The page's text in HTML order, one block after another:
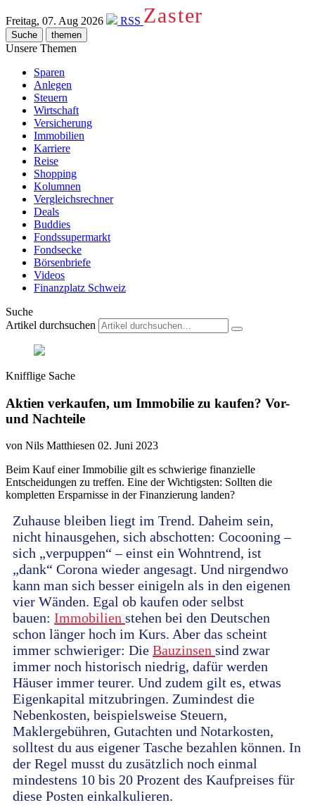
Freitag, 07. Aug 2026 RSS Zaster
Suche themen
Unsere Themen
Sparen
Anlegen
Steuern
Wirtschaft
Versicherung
Immobilien
Karriere
Reise
Shopping
Kolumnen
Vergleichsrechner
Deals
Buddies
Fondssupermarkt
Fondsecke
Börsenbriefe
Videos
Finanzplatz Schweiz
Suche
Artikel durchsuchen
Knifflige Sache
Aktien verkaufen, um Immobilie zu kaufen? Vor-
und Nachteile
von Nils Matthiesen 02. Juni 2023
Beim Kauf einer Immobilie gilt es schwierige finanzielle
Entscheidungen zu treffen. Eine der Wichtigsten: Sollten die
kompletten Ersparnisse in der Finanzierung landen?
Zuhause bleiben liegt im Trend. Daheim sein,
nicht hinausgehen, sich abschotten: Cocooning –
sich „verpuppen“ – einst ein Wohntrend, ist
„dank“ Corona wieder angesagt. Und nirgendwo
kann man sich besser einigeln als in den eigenen
vier Wänden. Egal ob kaufen oder selbst
bauen: Immobilien stehen bei den Deutschen
schon länger hoch im Kurs. Aber das scheint
immer schwieriger: Die Bauzinsen sind zwar
immer noch historisch niedrig, dafür werden
Häuser immer teurer. Und zudem gilt es, etwas
Eigenkapital mitzubringen. Zumindest die
Nebenkosten, beispielsweise Steuern,
Maklergebühren, Gutachten und Notarkosten,
solltest du aus eigener Tasche bezahlen können. In
der Regel musst du zusätzlich noch einmal
mindestens 10 bis 20 Prozent des Kaufpreises für
diese Posten einkalkulieren.